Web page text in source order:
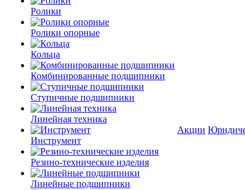
Ролики
Ролики опорные
Кольца
Комбинированные подшипники
Ступичные подшипники
Линейная техника
Инструмент
Резино-технические изделия
Линейные подшипники
Акции